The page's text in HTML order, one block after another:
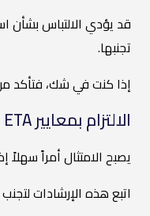
قد يؤدي الالتباس بشأن
تجنبها.
إذا كنت في شك، فتأكد
الالتزام بمعايير ETA
يصبح الامتثال أمراً
اتبع هذه الإرشادات